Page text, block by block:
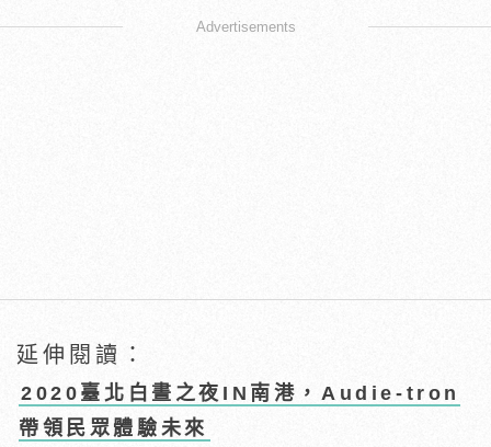
Advertisements
延伸閱讀：
2020臺北白晝之夜IN南港，Audie-tron
帶領民眾體驗未來